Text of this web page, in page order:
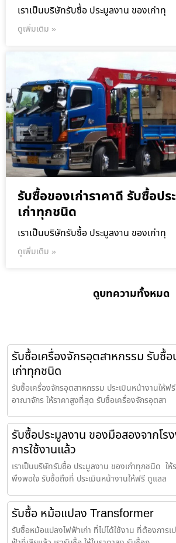
เราเป็นบริษัทรับซื้อ ประมูลงาน ของเก่าทุ
ดูเพิ่มเติม »
รับซื้อของเก่าราคาดี รับซื้อป
เก่าทุกชนิด
เราเป็นบริษัทรับซื้อ ประมูลงาน ของเก่าทุ
ดูเพิ่มเติม »
ดูบทความทั้งหมด
รับซื้อเครื่องจักรอุตสาหกรรม รับซื้อ
เก่าทุกชนิด
รับซื้อเครื่องจักรอุตสาหกรรม ประเมินหน้างานให้ฟ
อาณาจักร ให้ราคาสูงที่สุด รับซื้อเครื่องจักรอุตสา
รับซื้อประมูลงาน ของมือสองจากโร
การใช้งานแล้ว
เราเป็นบริษัทรับซื้อ ประมูลงาน ของเก่าทุกชนิด ใ
พึงพอใจ รับซื้อถึงที่ ประเมินหน้างานให้ฟรี ดูแลล
รับซื้อ หม้อแปลง Transformer
รับซื้อหม้อแปลงไฟฟ้าเก่า ที่ไม่ได้ใช้งาน ที่ต้องการ